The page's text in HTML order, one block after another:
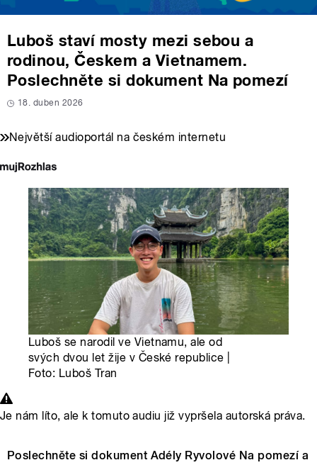
Luboš staví mosty mezi sebou a
rodinou, Českem a Vietnamem.
Poslechněte si dokument Na pomezí
18. duben 2026
Největší audioportál na českém internetu
Luboš se narodil ve Vietnamu, ale od
svých dvou let žije v České republice |
Foto: Luboš Tran
Je nám líto, ale k tomuto audiu již vypršela autorská práva.
Poslechněte si dokument Adély Ryvolové Na pomezí a